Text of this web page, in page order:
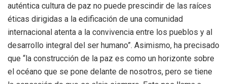
auténtica cultura de paz no puede prescindir de las raíces
éticas dirigidas a la edificación de una comunidad
internacional atenta a la convivencia entre los pueblos y al
desarrollo integral del ser humano”. Asimismo, ha precisado
que “la construcción de la paz es como un horizonte sobre
el océano que se pone delante de nosotros, pero se tiene